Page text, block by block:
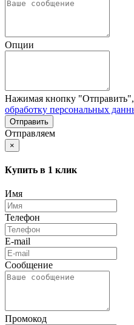
Опции
Нажимая кнопку "Отправить",
обработку персональных
Отправляем
×
Купить в 1 клик
Имя
Телефон
E-mail
Сообщение
Промокод